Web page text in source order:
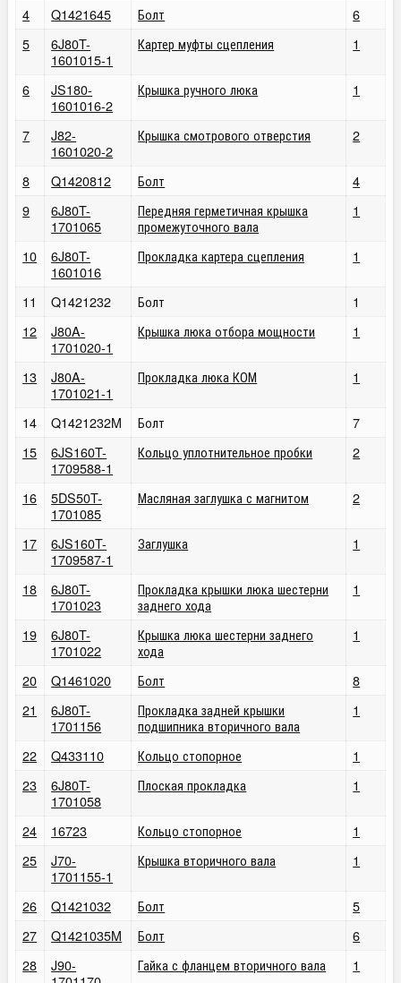
4
Q1421645 Болт
6
5
6J80T-
1601015-1
Картер муфты сцепления 1
6
JS180-
1601016-2
Крышка ручного люка 1
7
J82-
1601020-2
Крышка смотрового отверстия 2
8 Q1420812 Болт
4
9
6J80T-
1701065
Передняя герметичная крышка
промежуточного вала
1
10
6J80T-
1601016
Прокладка картера сцепления 1
11 Q1421232 Болт
1
12
J80A-
1701020-1
Крышка люка отбора мощности 1
13
J80A-
1701021-1
Прокладка люка КОМ 1
14 Q1421232M Болт
7
15
6JS160T-
1709588-1
Кольцо уплотнительное пробки 2
16
5DS50T-
1701085
Масляная заглушка с магнитом 2
17
6JS160T-
1709587-1
Заглушка 1
18
6J80T-
1701023
Прокладка крышки люка шестерни
заднего хода
1
19
6J80T-
1701022
Крышка люка шестерни заднего
хода
1
20 Q1461020 Болт
8
21
6J80T-
1701156
Прокладка задней крышки
подшипника вторичного вала
1
22 Q433110 Кольцо стопорное
1
23
6J80T-
1701058
Плоская прокладка 1
24 16723 Кольцо стопорное
1
25
J70-
1701155-1
Крышка вторичного вала 1
26 Q1421032 Болт
5
27
Q1421035M Болт
6
28
J90-
Гайка с фланцем вторичного вала 1